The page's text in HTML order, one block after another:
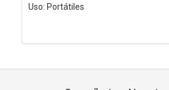
Uso: Portátiles